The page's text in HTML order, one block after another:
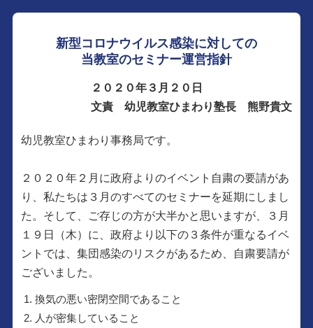
新型コロナウイルス感染に対しての
当教室のセミナー運営指針
２０２０年３月２０日
文責 幼児教室ひまわり塾長 熊野貴文
幼児教室ひまわり事務局です。
２０２０年２月に政府よりのイベント自粛の要請があ
り、私たちは３月のすべてのセミナーを延期にしまし
た。そして、ご存じの方が大半かと思いますが、３月
１９日（木）に、政府より以下の３条件が重なるイベ
ントでは、集団感染のリスクがあるため、自粛要請が
ございました。
換気の悪い密閉空間であること
人が密集していること